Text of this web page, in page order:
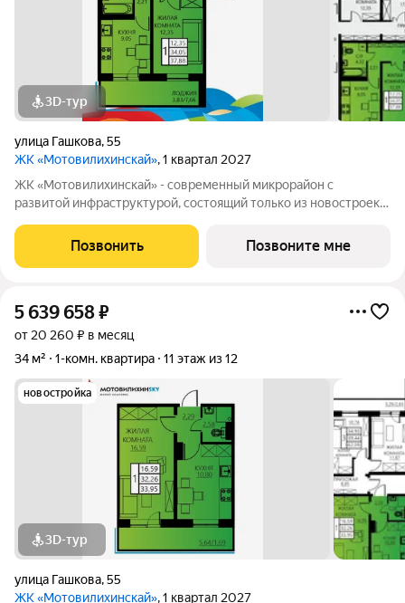
3D-тур
улица Гашкова,55
ЖК «Мотовилихинскай», 1 квартал 2027
ЖК «Мотовилихинскай» - современный микрорайон с
развитой инфраструктурой, состоящий только из новостроек.
кварталами на территории 22 Га 1. Сочетание проверенных
технологий строительства с современными
Позвонить Позвоните мне
5 639 658₽
от 20 260 ₽ в месяц
34 м²
1-комн. квартира 11 этаж из 12
новостройка
3D-тур
улица Гашкова,55
ЖК «Мотовилихинскай», 1 квартал 2027